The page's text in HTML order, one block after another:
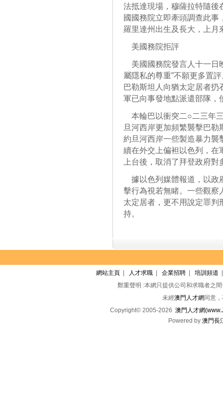
法抵達現場，穆薩拉特隨後
國國務院立即牽頭調查此
羅里達州出生及長大，上月
美國務院拒評
美國國務院發言人十一日
屬隱私的尊重”不願更多置
巴勒斯坦人向猶太定居者
軍已向事發地點派遣部隊，
本輪巴以衝突二○二三年
旦河西岸更加頻繁襲擊巴
約旦河西岸一些製造暴力襲
續在外交上偏袒以色列，在
上台後，取消了拜登政府
據以色列媒體報道，以政
擊行為視若無睹。一些觀察
太定居者，更不用說定罪判
持。
網站主頁 人才求職 企業招聘 培訓頻道
鄭重聲明 :本網只提供公司和求職者之
未經澳門人才網 同意
Copyright© 2005-2026 澳門人才網
Powered by 澳門長